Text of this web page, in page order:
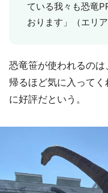
ている我々も恐竜
おります」（エリ
恐竜笹が使われるの
帰るほど気に入って
に好評だという。